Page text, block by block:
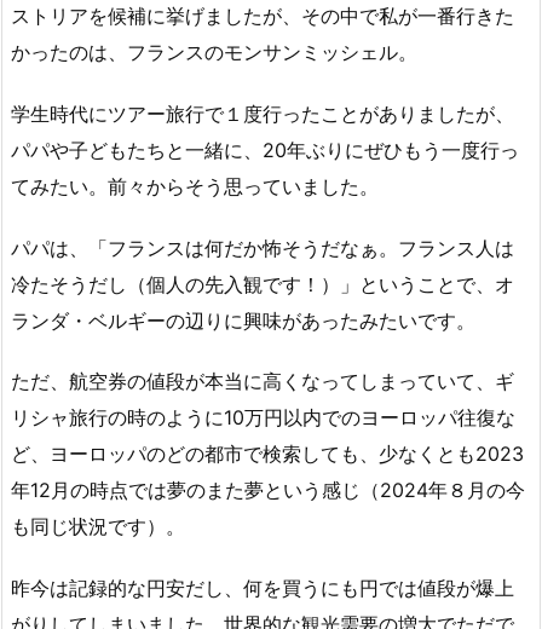
ストリアを候補に挙げましたが、その中で私が一番行きた
かったのは、フランスのモンサンミッシェル。
学生時代にツアー旅行で１度行ったことがありましたが、
パパや子どもたちと一緒に、20年ぶりにぜひもう一度行っ
てみたい。前々からそう思っていました。
パパは、「フランスは何だか怖そうだなぁ。フランス人は
冷たそうだし（個人の先入観です！）」ということで、オ
ランダ・ベルギーの辺りに興味があったみたいです。
ただ、航空券の値段が本当に高くなってしまっていて、ギ
リシャ旅行の時のように10万円以内でのヨーロッパ往復な
ど、ヨーロッパのどの都市で検索しても、少なくとも2023
年12月の時点では夢のまた夢という感じ（2024年８月の今
も同じ状況です）。
昨今は記録的な円安だし、何を買うにも円では値段が爆上